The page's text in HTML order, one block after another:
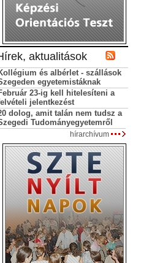
aktualitások
és albérlet - szállások
egyetemistáknak
23-ig kell hitelesíteni a
jelentkezést
dolog, amit talán nem tudsz a
Tudományegyetemről
hírarchívum